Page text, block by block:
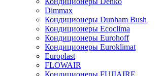
Dimmax
Кондиционеры Dunham Bush
Кондиционеры Ecoclima
Кондиционеры Eurohoff
Кондиционеры Euroklimat
Europlast
FLOWAIR
Кондиционеры FUJIAIRE